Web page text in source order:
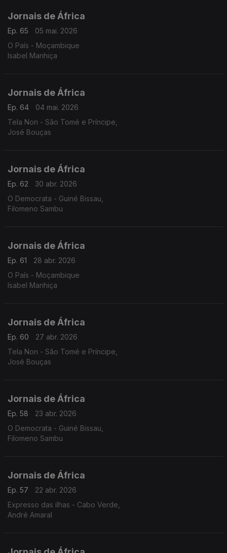
Jornais de África
Ep. 65
05 mai. 2026
O País - Moçambique
Isabel Manhiça
Jornais de África
Ep. 64
04 mai. 2026
Tela Non - São Tomé e Príncipe,
José Bouças
Jornais de África
Ep. 62
30 abr. 2026
O Democrata - Guiné Bissau,
Filomeno Sambu
Jornais de África
Ep. 61
28 abr. 2026
O País - Moçambique
Isabel Manhiça
Jornais de África
Ep. 60
27 abr. 2026
Tela Non - São Tomé e Príncipe,
José Bouças
Jornais de África
Ep. 58
23 abr. 2026
O Democrata - Guiné Bissau,
Filomeno Sambu
Jornais de África
Ep. 57
22 abr. 2026
Expresso das ilhas - Cabo Verde,
André Amaral